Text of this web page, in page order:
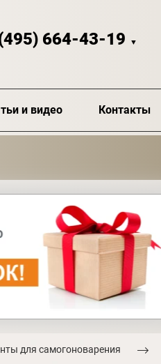
664-43-19 ▼
и видео Контакты
для самогоноварения